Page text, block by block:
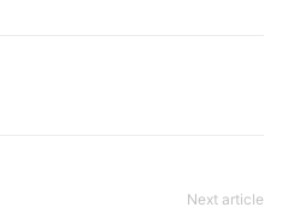
Next article